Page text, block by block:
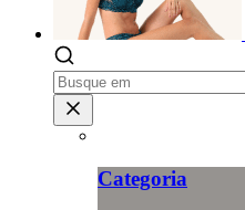
Categoria